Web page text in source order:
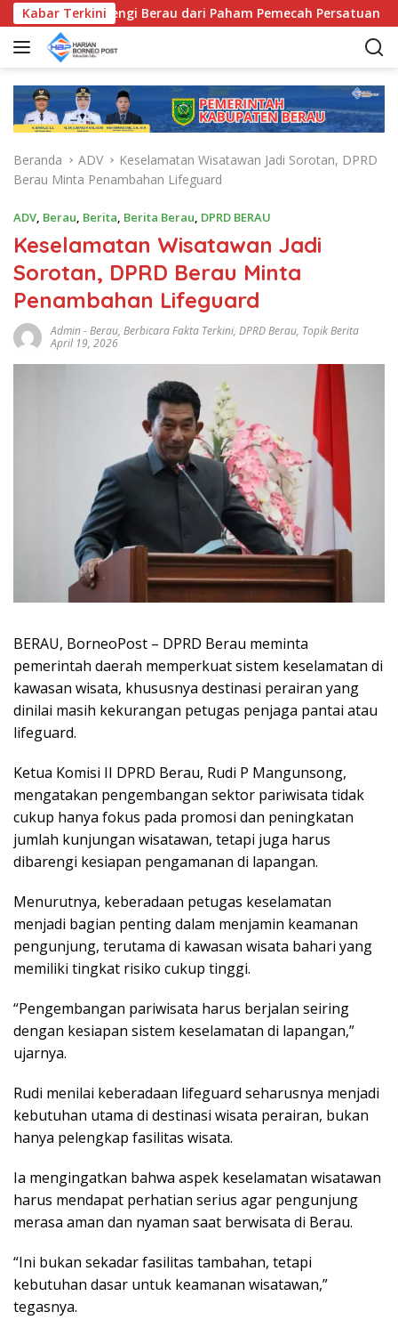
a
Kabar Terkini
Bentengi Berau dari Paham Pemecah Persatuan
Beranda ADV
Keselamatan Wisatawan Jadi Sorotan, DPRD
Berau Minta Penambahan Lifeguard
ADV, Berau, Berita, Berita Berau, DPRD BERAU
Keselamatan Wisatawan Jadi
Sorotan, DPRD Berau Minta
Penambahan Lifeguard
Admin-Berau, Berbicara Fakta Terkini, DPRD Berau, Topik Berita
April 19, 2026
BERAU, BorneoPost – DPRD Berau meminta
pemerintah daerah memperkuat sistem keselamatan di
kawasan wisata, khususnya destinasi perairan yang
dinilai masih kekurangan petugas penjaga pantai atau
lifeguard.
Ketua Komisi II DPRD Berau, Rudi P Mangunsong,
mengatakan pengembangan sektor pariwisata tidak
cukup hanya fokus pada promosi dan peningkatan
jumlah kunjungan wisatawan, tetapi juga harus
dibarengi kesiapan pengamanan di lapangan.
Menurutnya, keberadaan petugas keselamatan
menjadi bagian penting dalam menjamin keamanan
pengunjung, terutama di kawasan wisata bahari yang
memiliki tingkat risiko cukup tinggi.
“Pengembangan pariwisata harus berjalan seiring
dengan kesiapan sistem keselamatan di lapangan,”
ujarnya.
Rudi menilai keberadaan lifeguard seharusnya menjadi
kebutuhan utama di destinasi wisata perairan, bukan
hanya pelengkap fasilitas wisata.
Ia mengingatkan bahwa aspek keselamatan wisatawan
harus mendapat perhatian serius agar pengunjung
merasa aman dan nyaman saat berwisata di Berau.
“Ini bukan sekadar fasilitas tambahan, tetapi
kebutuhan dasar untuk keamanan wisatawan,”
tegasnya.